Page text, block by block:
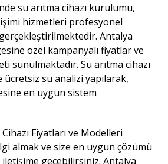
su arıtma cihazı kurulumu,
hizmetleri profesyonel
Antalya
özel kampanyalı fiyatlar ve
sunulmaktadır. Su arıtma cihazı
ücretsiz su analizi yapılarak,
en uygun sistem
Fiyatları ve Modelleri
almak ve size en uygun çözümü
geçebilirsiniz. Antalya